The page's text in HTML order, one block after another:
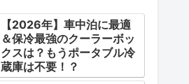
【2026年】車中泊に最適
＆保冷最強のクーラーボッ
クスは？もうポータブル冷
蔵庫は不要！？